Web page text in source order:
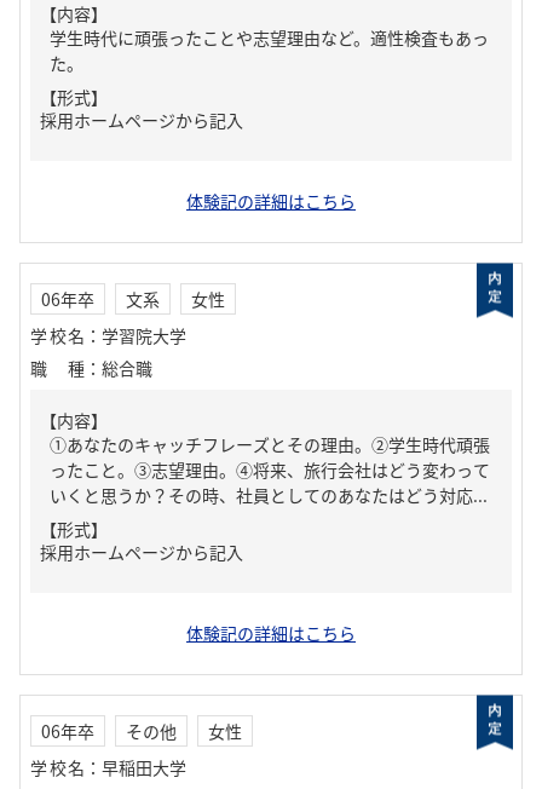
【内容】
学生時代に頑張ったことや志望理由など。適性検査もあっ
た。
【形式】
採用ホームページから記入
体験記の詳細はこちら
06年卒 文系
女性
学校名 ： 学習院大学
職種 ： 総合職
【内容】
①あなたのキャッチフレーズとその理由。②学生時代頑張
ったこと。③志望理由。④将来、旅行会社はどう変わって
いくと思うか？その時、社員としてのあなたはどう対応...
【形式】
採用ホームページから記入
体験記の詳細はこちら
06年卒 その他
女性
学校名 ： 早稲田大学